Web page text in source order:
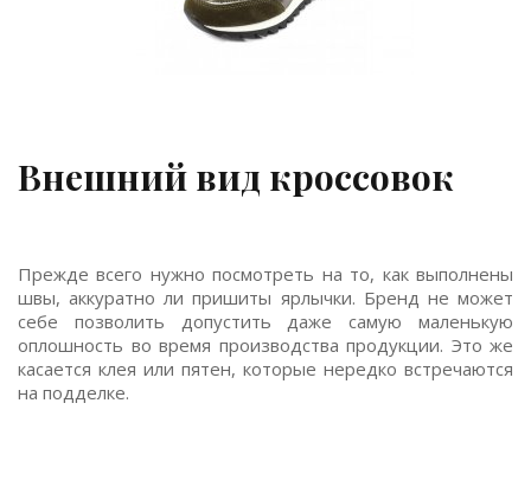
Внешний вид кроссовок
Прежде всего нужно посмотреть на то, как выполнены
швы, аккуратно ли пришиты ярлычки. Бренд не может
себе позволить допустить даже самую маленькую
оплошность во время производства продукции. Это же
касается клея или пятен, которые нередко встречаются
на подделке.